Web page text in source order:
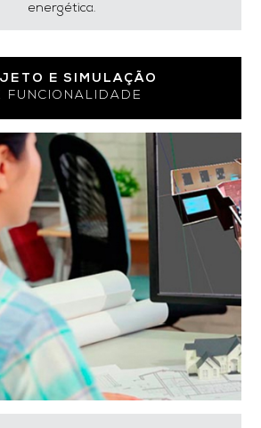
energética.
E SIMULAÇÃO
FUNCIONALIDADE